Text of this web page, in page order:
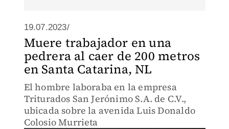
19.07.2023/
Muere trabajador en una
pedrera al caer de 200 metros
en Santa Catarina, NL
El hombre laboraba en la empresa
Triturados San Jerónimo S.A. de C.V.,
ubicada sobre la avenida Luis Donaldo
Colosio Murrieta